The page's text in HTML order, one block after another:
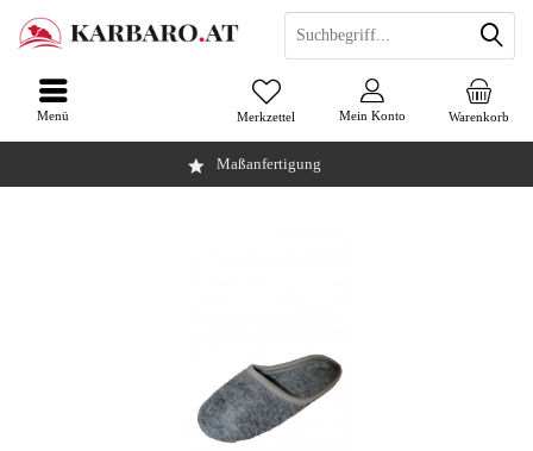
Maßanfertigung
Warenkorb
Merkzettel Mein Konto
Menü